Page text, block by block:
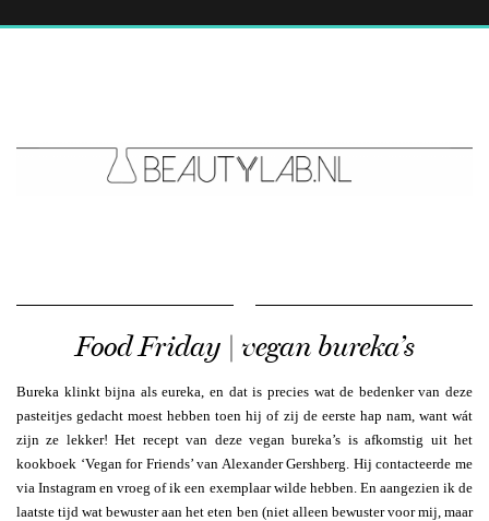
Food Friday | vegan bureka’s
Bureka klinkt bijna als eureka, en dat is precies wat de bedenker van deze
pasteitjes gedacht moest hebben toen hij of zij de eerste hap nam, want wát
zijn ze lekker! Het recept van deze vegan bureka’s is afkomstig uit het
kookboek ‘Vegan for Friends’ van Alexander Gershberg. Hij contacteerde me
via Instagram en vroeg of ik een exemplaar wilde hebben. En aangezien ik de
laatste tijd wat bewuster aan het eten ben (niet alleen bewuster voor mij, maar